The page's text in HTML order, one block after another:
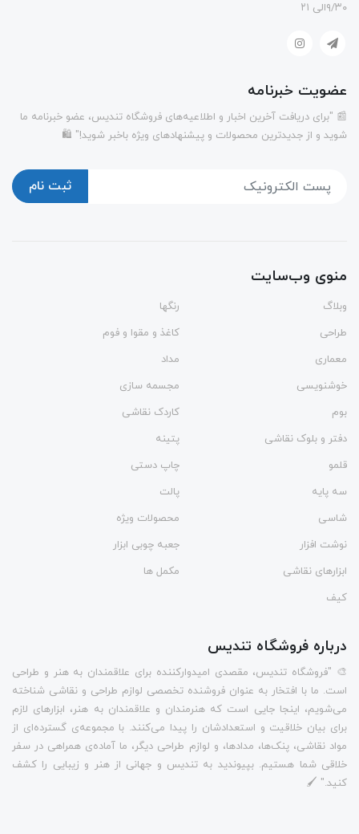
۹/۳۰الی ۲۱
عضویت خبرنامه
📰 "برای دریافت آخرین اخبار و اطلاعیه‌های فروشگاه تندیس، عضو خبرنامه ما
شوید و از جدیدترین محصولات و پیشنهادهای ویژه باخبر شوید!" 🛍️
ثبت نام
منوی وب‌سایت
وبلاگ
رنگها
طراحی
کاغذ و مقوا و فوم
معماری
مداد
خوشنویسی
مجسمه سازی
بوم
کاردک نقاشی
دفتر و بلوک نقاشی
پتینه
قلمو
چاپ دستی
سه پایه
پالت
شاسی
محصولات ویژه
نوشت افزار
جعبه چوبی ابزار
ابزارهای نقاشی
مکمل ها
کیف
درباره فروشگاه تندیس
🎨 "فروشگاه تندیس، مقصدی امیدوارکننده برای علاقمندان به هنر و طراحی
است. ما با افتخار به عنوان فروشنده تخصصی لوازم طراحی و نقاشی شناخته
می‌شویم، اینجا جایی است که هنرمندان و علاقمندان به هنر، ابزارهای لازم
برای بیان خلاقیت و استعدادشان را پیدا می‌کنند. با مجموعه‌ی گسترده‌ای از
مواد نقاشی، پنک‌ها، مدادها، و لوازم طراحی دیگر، ما آماده‌ی همراهی در سفر
خلاقی شما هستیم. بپیوندید به تندیس و جهانی از هنر و زیبایی را کشف
کنید." 🖌️